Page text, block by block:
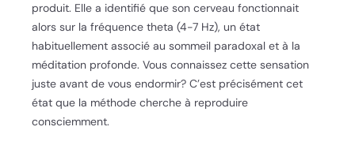
produit. Elle a identifié que son cerveau fonctionnait
alors sur la fréquence theta (4-7 Hz), un état
habituellement associé au sommeil paradoxal et à la
méditation profonde. Vous connaissez cette sensation
juste avant de vous endormir? C’est précisément cet
état que la méthode cherche à reproduire
consciemment.